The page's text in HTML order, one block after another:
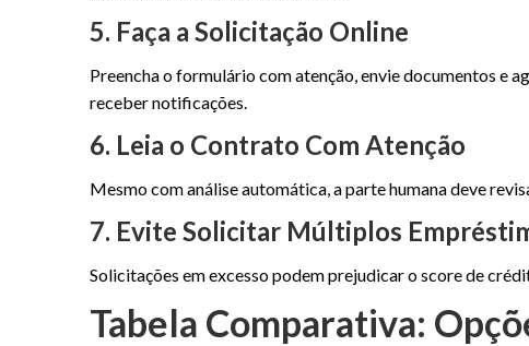
5. Faça a Solicitação Online
Preencha o formulário com atenção, envie documentos e
receber notificações.
6. Leia o Contrato Com Atenção
Mesmo com análise automática, a parte humana deve
7. Evite Solicitar Múltiplos
Solicitações em excesso podem prejudicar o score de
Tabela Comparativa: